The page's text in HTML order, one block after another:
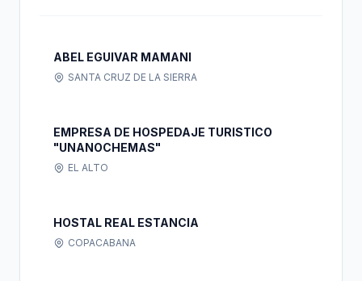
ABEL EGUIVAR MAMANI
SANTA CRUZ DE LA SIERRA
EMPRESA DE HOSPEDAJE TURISTICO
"UNANOCHEMAS"
EL ALTO
HOSTAL REAL ESTANCIA
COPACABANA